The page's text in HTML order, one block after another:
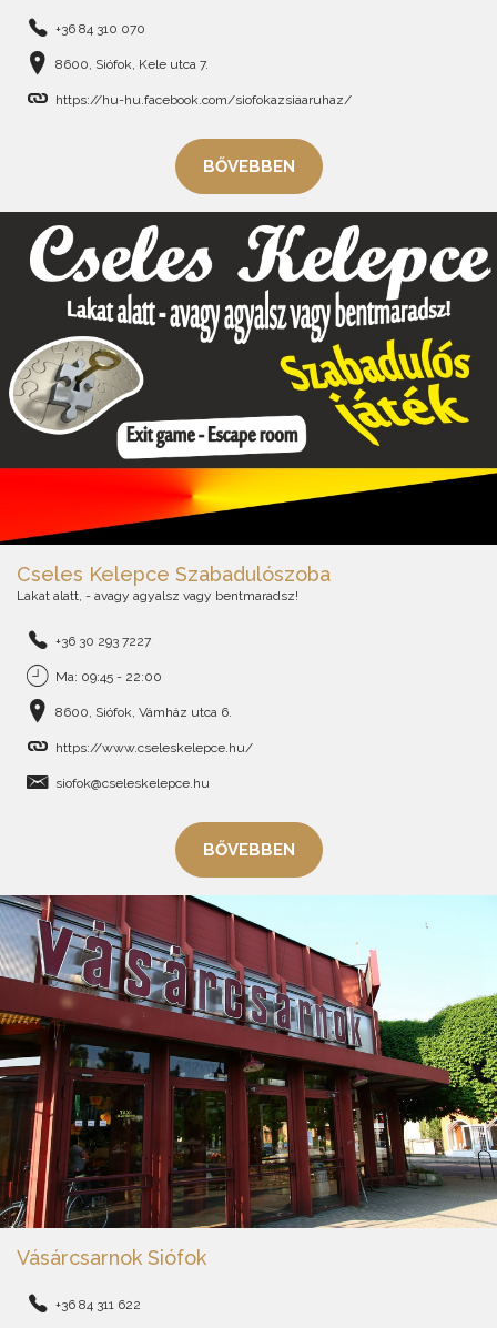
+36 84 310 070
8600, Siófok, Kele utca 7.
https://hu-hu.facebook.com/siofokazsiaaruhaz/
BŐVEBBEN
Cseles Kelepce Szabadulószoba
Lakat alatt, - avagy agyalsz vagy bentmaradsz!
+36 30 293 7227
Ma: 09:45 - 22:00
8600, Siófok, Vámház utca 6.
https://www.cseleskelepce.hu/
siofok@cseleskelepce.hu
BŐVEBBEN
Vásárcsarnok Siófok
+36 84 311 622